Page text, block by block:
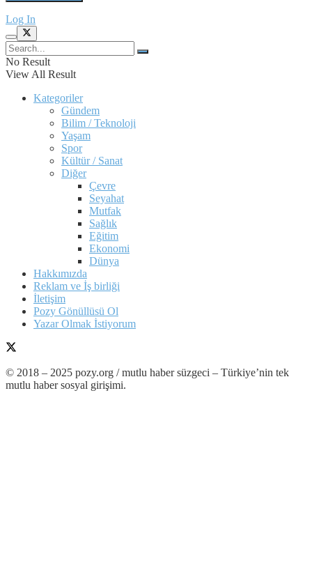
Log In
No Result
View All Result
Kategoriler
Gündem
Bilim / Teknoloji
Yaşam
Spor
Kültür / Sanat
Diğer
Çevre
Seyahat
Mutfak
Sağlık
Eğitim
Ekonomi
Dünya
Hakkımızda
Reklam ve İş birliği
İletişim
Pozy Gönüllüsü Ol
Yazar Olmak İstiyorum
© 2018 – 2025 pozy.org / mutlu haber süzgeci – Türkiye’nin tek
mutlu haber sosyal girişimi.